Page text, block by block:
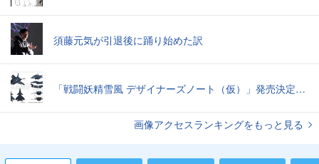
須藤元気が引退後に踊り始めた訳
「戦闘妖精雪風 デザイナーズノート（仮）」発売決定スーパーシルフやメイヴといった名機たちの“線”の妙味
画像アクセスランキングをもっと見る